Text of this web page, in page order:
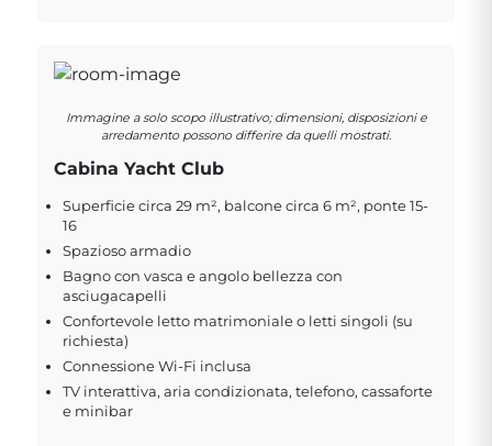
Immagine a solo scopo illustrativo; dimensioni, disposizioni e
arredamento possono differire da quelli mostrati.
Cabina Yacht Club
Superficie circa 29 m², balcone circa 6 m², ponte 15-
16
Spazioso armadio
Bagno con vasca e angolo bellezza con
asciugacapelli
Confortevole letto matrimoniale o letti singoli (su
richiesta)
Connessione Wi-Fi inclusa
TV interattiva, aria condizionata, telefono, cassaforte
e minibar